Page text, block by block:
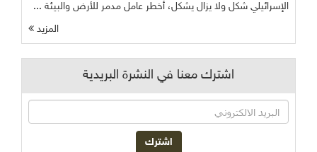
الإسرائيلي شكل ولا يزال يشكل، أخطر عامل مدمر للأرض والبيئة ...
المزيد
اشترك معنا في النشرة البريدية